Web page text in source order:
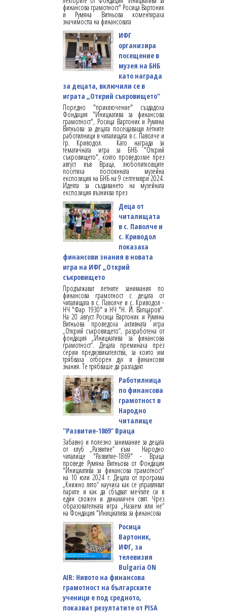
финансова грамотност" Росица Вартоник
и Румяна Витньова коментираха
значимостта на финансовата
ИФГ
организира
посещение в
музея на БНБ
като награда
за децата, включили се в
играта „Открий съкровището“
Поредно "приключение" създадоха
Фондация "Инициатива за финансова
грамотност", Росица Вартоник и Румяна
Витньова за децата посещаващи летните
работилници в читалищата в с. Паволче и
гр. Криводол. Като награда за
тематичната игра за БНБ "Открий
съкровището", която проведохме през
август във Враца, любопитковците
посетиха постоянната музейна
експозиция на БНБ на 9 септември 2024.
Идеята за създаването на музейната
експозиция възниква през
Деца от
читалищата
в с. Паволче и
с. Криводол
показаха
финансови знания в новата
игра на ИФГ „Открий
съкровището
Продължават летните занимания по
финансова грамотност с децата от
читалищата в с. Паволче и с. Криводол -
НЧ "Фар 1930" и НЧ "Н. Й. Вапцаров".
На 20 август Росица Вартоник и Румяна
Витньова проведоха активната игра
„Открий съкровището“, разработена от
фондация „Инициатива за финансова
грамотност“. Децата преминаха през
серии предизвикателства, за които им
трябваха отборен дух и финансови
знания. Те трябваше да разгадаят
Работилница
по финансова
грамотност в
Народно
читалище
"Развитие-1869" Враца
Забавно и полезно занимание за децата
от клуб „Развитие“ към Народно
читалище "Развитие-1869" - Враца
проведе Румяна Витньова от Фондация
"Инициатива за финансова грамотност“
на 10 юли 2024 г. Децата от програма
„Книжно лято“ научиха как се управляват
парите и как да сбъдват мечтите си в
един сложен и динамичен свят. Чрез
образователната игра „Назаем или не“
на Фондация "Инициатива за финансова
Росица
Вартоник,
ИФГ, за
телевизия
Bulgaria ON
AIR: Нивото на финансова
грамотност на българските
ученици е под средното,
показват резултатите от PISA